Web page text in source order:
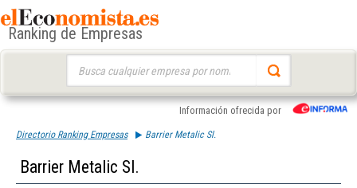
Ranking de Empresas
Información ofrecida por
Directorio Ranking Empresas Barrier Metalic Sl.
Barrier Metalic Sl.